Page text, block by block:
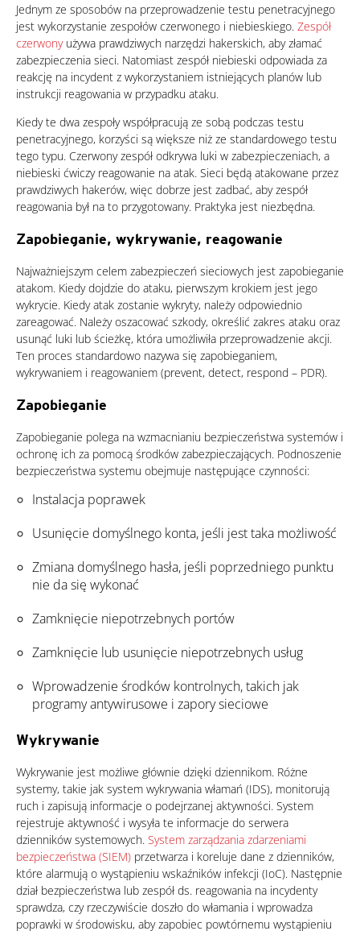
Jednym ze sposobów na przeprowadzenie testu penetracyjnego
jest wykorzystanie zespołów czerwonego i niebieskiego. Zespół
czerwonyużywa prawdziwych narzędzi hakerskich, aby złamać
zabezpieczenia sieci. Natomiast zespół niebieski odpowiada za
reakcję na incydent z wykorzystaniem istniejących planów lub
instrukcji reagowania w przypadku ataku.
Kiedy te dwa zespoły współpracują ze sobą podczas testu
penetracyjnego, korzyści są większe niż ze standardowego testu
tego typu. Czerwony zespół odkrywa luki w zabezpieczeniach, a
niebieski ćwiczy reagowanie na atak. Sieci będą atakowane przez
prawdziwych hakerów, więc dobrze jest zadbać, aby zespół
reagowania był na to przygotowany. Praktyka jest niezbędna.
Zapobieganie, wykrywanie, reagowanie
Najważniejszym celem zabezpieczeń sieciowych jest zapobieganie
atakom. Kiedy dojdzie do ataku, pierwszym krokiem jest jego
wykrycie. Kiedy atak zostanie wykryty, należy odpowiednio
zareagować. Należy oszacować szkody, określić zakres ataku oraz
usunąć luki lub ścieżkę, która umożliwiła przeprowadzenie akcji.
Ten proces standardowo nazywa się zapobieganiem,
wykrywaniem i reagowaniem (prevent, detect, respond – PDR).
Zapobieganie
Zapobieganie polega na wzmacnianiu bezpieczeństwa systemów i
ochronę ich za pomocą środków zabezpieczających. Podnoszenie
bezpieczeństwa systemu obejmuje następujące czynności:
Instalacja poprawek
Usunięcie domyślnego konta, jeśli jest taka możliwość
Zmiana domyślnego hasła, jeśli poprzedniego punktu
nie da się wykonać
Zamknięcie niepotrzebnych portów
Zamknięcie lub usunięcie niepotrzebnych usług
Wprowadzenie środków kontrolnych, takich jak
programy antywirusowe i zapory sieciowe
Wykrywanie
Wykrywanie jest możliwe głównie dzięki dziennikom. Różne
systemy, takie jak system wykrywania włamań (IDS), monitorują
ruch i zapisują informacje o podejrzanej aktywności. System
rejestruje aktywność i wysyła te informacje do serwera
dzienników systemowych. System zarządzania zdarzeniami
bezpieczeństwa (SIEM) przetwarza i koreluje dane z dzienników,
które alarmują o wystąpieniu wskaźników infekcji (IoC). Następnie
dział bezpieczeństwa lub zespół ds. reagowania na incydenty
sprawdza, czy rzeczywiście doszło do włamania i wprowadza
poprawki w środowisku, aby zapobiec powtórnemu wystąpieniu